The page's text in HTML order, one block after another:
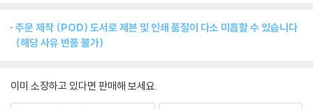
주문 제작 (POD) 도서로 제본 및 인쇄 품질이 다소 미흡할 수 있습니다
(해당 사유 반품 불가)
이미 소장하고 있다면 판매해 보세요.